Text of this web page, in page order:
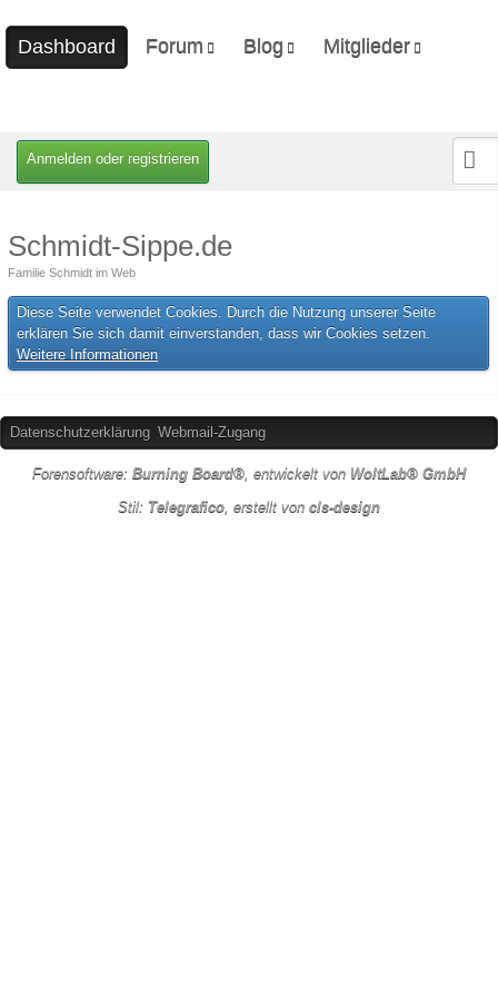
Anmelden oder registrieren
Dashboard Forum Blog Mitglieder
Schmidt-Sippe.de
Familie Schmidt im Web
Diese Seite verwendet Cookies. Durch die Nutzung unserer Seite
erklären Sie sich damit einverstanden, dass wir Cookies setzen.
Weitere Informationen
Datenschutzerklärung Webmail-Zugang
Forensoftware: Burning Board®, entwickelt von WoltLab® GmbH
Stil: Telegrafico, erstellt von cls-design